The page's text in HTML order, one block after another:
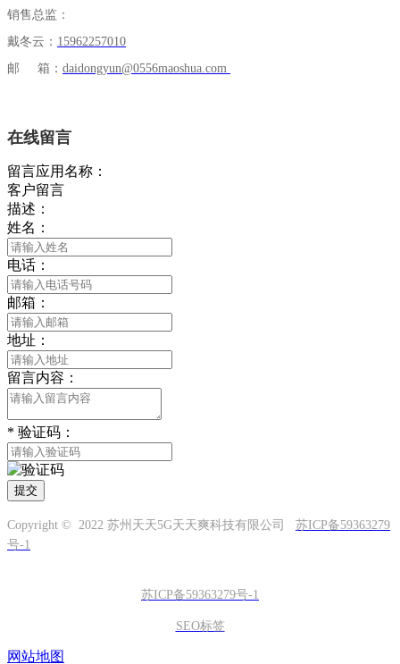
销售总监：
戴冬云： 15962257010
邮 箱： daidongyun@0556maoshua.com
在线留言
留言应用名称：
客户留言
描述：
姓名：
电话：
邮箱：
地址：
留言内容：
* 验证码：
提交
Copyright © 2022 苏州天天5G天天爽科技有限公司 苏ICP备59363279
号-1
苏ICP备59363279号-1
SEO标签
网站地图